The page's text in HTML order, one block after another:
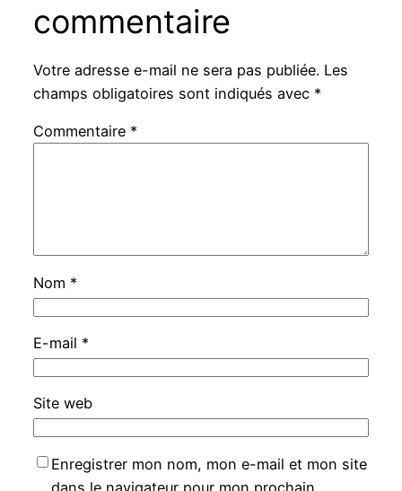
commentaire
Votre adresse e-mail ne sera pas publiée. Les
champs obligatoires sont indiqués avec *
Commentaire *
Nom *
E-mail *
Site web
Enregistrer mon nom, mon e-mail et mon site
dans le navigateur pour mon prochain